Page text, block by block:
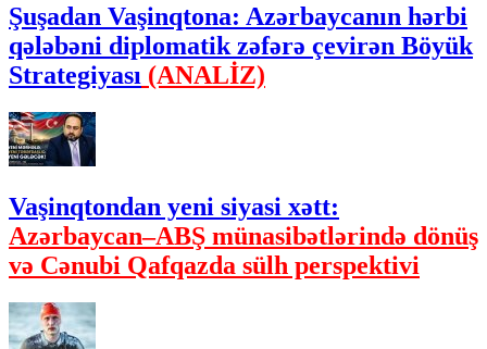
Şuşadan Vaşinqtona: Azərbaycanın hərbi
qələbəni diplomatik zəfərə çevirən Böyük
Strategiyası (ANALİZ)
Vaşinqtondan yeni siyasi xətt:
Azərbaycan–ABŞ münasibətlərində dönüş
və Cənubi Qafqazda sülh perspektivi